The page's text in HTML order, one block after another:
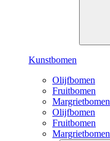
Kunstbomen
Olijfbomen
Fruitbomen
Margrietbomen
Olijfbomen
Fruitbomen
Margrietbomen